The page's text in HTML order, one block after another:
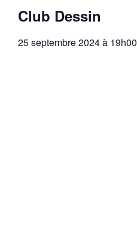
Club Dessin
25 septembre 2024 à 19h00